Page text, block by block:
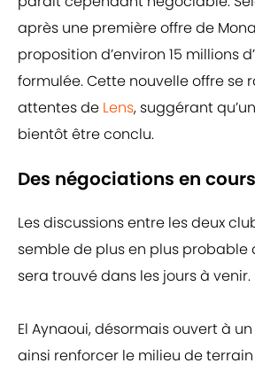
après une première offre de
proposition d’environ 15 millions
formulée. Cette nouvelle offre se
attentes de Lens, suggérant
bientôt être conclu.
Des négociations en cours
Les discussions entre les deux
semble de plus en plus probable
sera trouvé dans les jours à venir.
El Aynaoui, désormais ouvert à un
ainsi renforcer le milieu de